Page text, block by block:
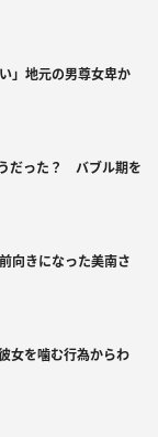
」地元の男尊女卑か
うだった？ バブル期を
向きになった美南さ
女を噛む行為からわ